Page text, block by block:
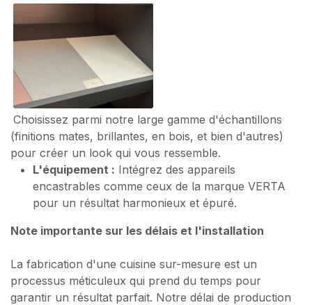
Choisissez parmi notre large gamme d'échantillons
(finitions mates, brillantes, en bois, et bien d'autres)
pour créer un look qui vous ressemble.
L'équipement : Intégrez des appareils
encastrables comme ceux de la marque VERTA
pour un résultat harmonieux et épuré.
Note importante sur les délais et l'installation
La fabrication d'une cuisine sur-mesure est un
processus méticuleux qui prend du temps pour
garantir un résultat parfait. Notre délai de production